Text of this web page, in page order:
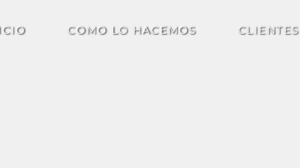
COMO LO HACEMOS CLIENTES